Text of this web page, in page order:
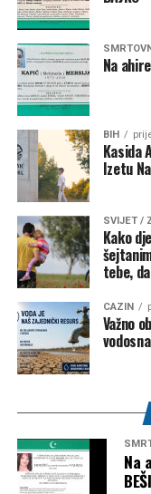
Na
BIH
Kasida
Izetu
SVIJET /
Kako
tebe,
CAZIN
Važno
Na